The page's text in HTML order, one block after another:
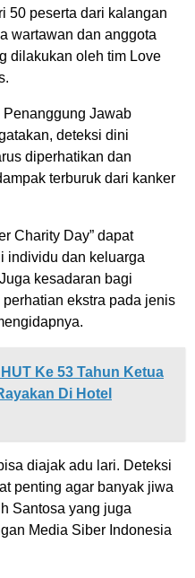
50 peserta dari kalangan
wartawan dan anggota
dilakukan oleh tim Love
Jawab
deteksi dini
diperhatikan dan
terburuk dari kanker
Charity Day” dapat
individu dan keluarga
kesadaran bagi
ekstra pada jenis
Ke 53 Tahun Ketua
Di Hotel
diajak adu lari. Deteksi
penting agar banyak jiwa
Santosa yang juga
Media Siber Indonesia